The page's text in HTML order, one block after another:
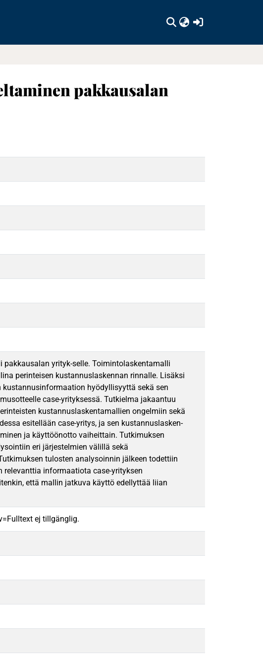
pakkausalan
yrityk-selle. Toimintolaskentamalli
perinteisen kustannuslaskennan rinnalle. Lisäksi
hyödyllisyyttä sekä sen
case-yrityksessä. Tutkielma jakaantuu
kustannuslaskentamallien ongelmiin sekä
esitellään case-yritys, ja sen kustannuslasken-
ja käyttöönotto vaiheittain. Tutkimuksen
eri järjestelmien välillä sekä
tulosten analysoinnin jälkeen todettiin
informaatiota case-yrityksen
että mallin jatkuva käyttö edellyttää liian
ej tillgänglig.